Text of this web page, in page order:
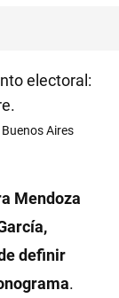
Aires
Mendoza
definir
.